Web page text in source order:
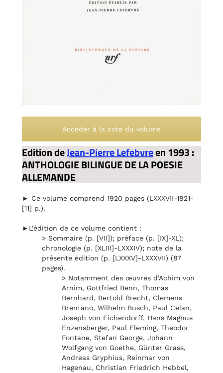
Accéder à la cote du volume
Edition deJean-Pierre Lefebvreen 1993 :
ANTHOLOGIE BILINGUE DE LA POESIE
ALLEMANDE
► Ce volume comprend 1920 pages (LXXXVII-1821-
[11] p.).
►L'édition de ce volume contient :
> Sommaire (p. [VII]); préface (p. [IX]-XL);
chronologie (p. [XLIII]-LXXXIV); note de la
présente édition (p. [LXXXV]-LXXXVII) (87
pages).
> Notamment des œuvres d'Achim von
Arnim, Gottfried Benn, Thomas
Bernhard, Bertold Brecht, Clemens
Brentano, Wilhelm Busch, Paul Celan,
Joseph von Eichendorff, Hans Magnus
Enzensberger, Paul Fleming, Theodor
Fontane, Stefan George, Johann
Wolfgang von Goethe, Günter Grass,
Andreas Gryphius, Reinmar von
Hagenau, Christian Friedrich Hebbel,